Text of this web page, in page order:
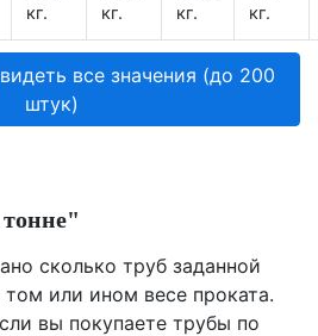
кг.
кг.
кг.
кг.
все значения (до 200
штук)
сколько труб заданной
или ином весе проката.
вы покупаете трубы по